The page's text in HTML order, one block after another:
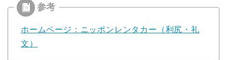
ホームページ：ニッポンレンタカー（利尻・礼
文）